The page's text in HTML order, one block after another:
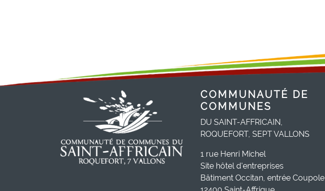
COMMUNAUTÉ DE
COMMUNES
DU SAINT-AFFRICAIN,
ROQUEFORT, SEPT VALLONS
1 rue Henri Michel
Site hôtel d'entreprises
Bâtiment Occitan, entrée Coupole